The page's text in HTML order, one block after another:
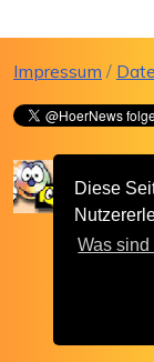
Diese
Was
Impressum /